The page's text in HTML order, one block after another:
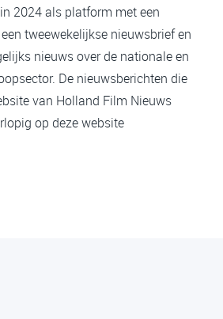
2024 als platform met een
tweewekelijkse nieuwsbrief en
nieuws over de nationale en
De nieuwsberichten die
van Holland Film Nieuws
op deze website